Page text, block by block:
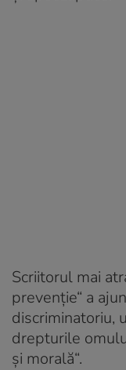
Scriitorul mai
prevenție“ a
discriminatoriu,
drepturile
și morală“.